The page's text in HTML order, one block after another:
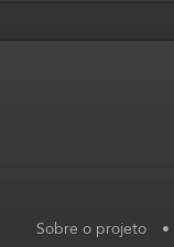
Sobre o projeto •